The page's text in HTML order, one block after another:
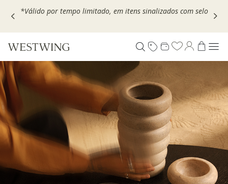
Escolha seu VOUCHER e ganhe até 30% OFF*: useMOVEL30,